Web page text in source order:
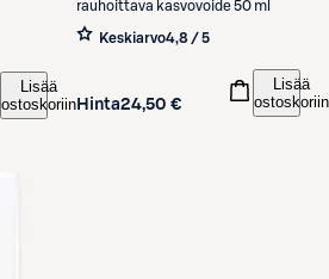
Lisää
ostoskoriin
rauhoittava kasvovoide 50 ml
Keskiarvo4,8 / 5
Hinta24,50 €
Lisää
ostoskoriin